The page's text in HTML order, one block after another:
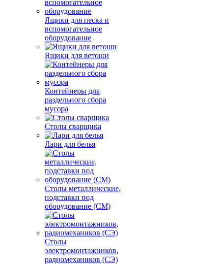
Ящики для песка и
вспомогательное
оборудование
Ящики для ветоши
Контейнеры для
раздельного сбора
мусора
Столы сварщика
Лари для белья
Столы металлические,
подставки под
оборудование (СМ)
Столы
электромонтажников,
радиомехаников (СЭ)